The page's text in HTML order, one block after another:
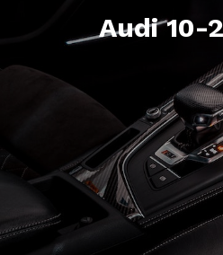
Audi 10-